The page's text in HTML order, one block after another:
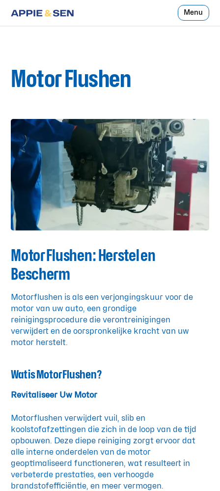
Menu
Motor Flushen
Motor Flushen: Herstel en
Bescherm
Motorflushen is als een verjongingskuur voor de
motor van uw auto, een grondige
reinigingsprocedure die verontreinigingen
verwijdert en de oorspronkelijke kracht van uw
motor herstelt.
Wat is Motor Flushen?
Revitaliseer Uw Motor
Motorflushen verwijdert vuil, slib en
koolstofafzettingen die zich in de loop van de tijd
opbouwen. Deze diepe reiniging zorgt ervoor dat
alle interne onderdelen van de motor
geoptimaliseerd functioneren, wat resulteert in
verbeterde prestaties, een verhoogde
brandstofefficiëntie, en meer vermogen.